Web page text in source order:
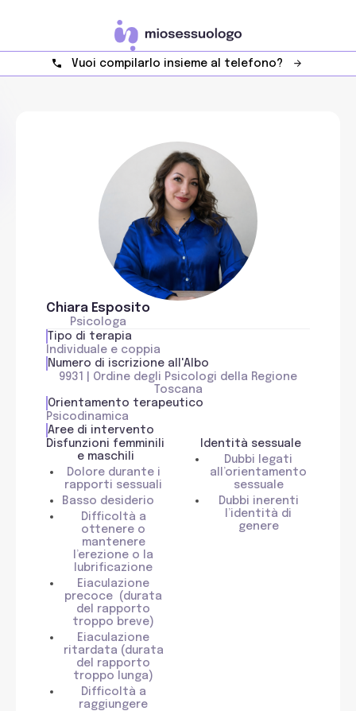
Vuoi compilarlo insieme al telefono?
Chiara Esposito
Psicologa
Tipo di terapia
Individuale e coppia
Numero di iscrizione all'Albo
9931 | Ordine degli Psicologi della Regione
Toscana
Orientamento terapeutico
Psicodinamica
Aree di intervento
Disfunzioni femminili
e maschili
Dolore durante i
rapporti sessuali
Basso desiderio
Difficoltà a
ottenere o
mantenere
l’erezione o la
lubrificazione
Eiaculazione
precoce (durata
del rapporto
troppo breve)
Eiaculazione
ritardata (durata
del rapporto
troppo lunga)
Difficoltà a
raggiungere
Identità sessuale
Dubbi legati
all’orientamento
sessuale
Dubbi inerenti
l’identità di
genere